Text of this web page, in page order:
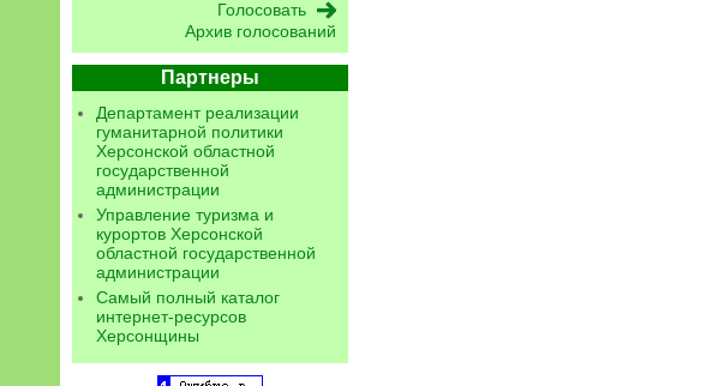
Архив голосований
Партнеры
Департамент реализации
гуманитарной политики
Херсонской областной
государственной
администрации
Управление туризма и
курортов Херсонской
областной государственной
администрации
Самый полный каталог
интернет-ресурсов
Херсонщины